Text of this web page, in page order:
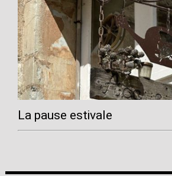
La pause estivale